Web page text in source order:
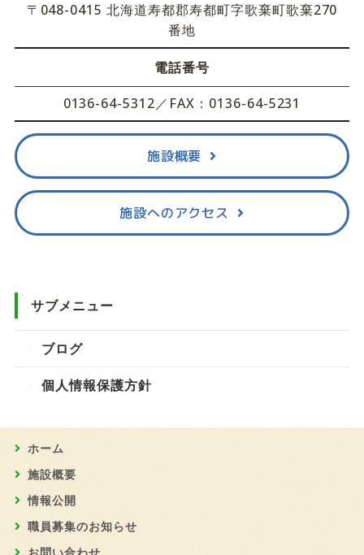
〒048-0415 北海道寿都郡寿都町字歌棄町歌棄270
番地
電話番号
0136-64-5312／FAX：0136-64-5231
施設概要
施設へのアクセス
サブメニュー
ブログ
個人情報保護方針
ホーム
施設概要
情報公開
職員募集のお知らせ